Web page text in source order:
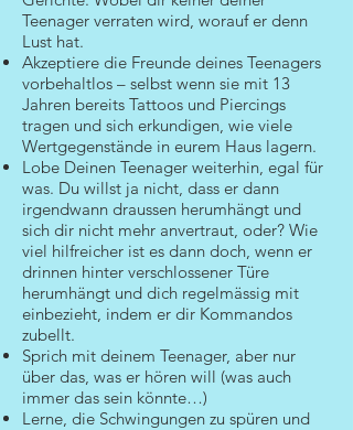
Teenager verraten wird, worauf er denn
Lust hat.
Akzeptiere die Freunde deines Teenagers
vorbehaltlos – selbst wenn sie mit 13
Jahren bereits Tattoos und Piercings
tragen und sich erkundigen, wie viele
Wertgegenstände in eurem Haus lagern.
Lobe Deinen Teenager weiterhin, egal für
was. Du willst ja nicht, dass er dann
irgendwann draussen herumhängt und
sich dir nicht mehr anvertraut, oder? Wie
viel hilfreicher ist es dann doch, wenn er
drinnen hinter verschlossener Türe
herumhängt und dich regelmässig mit
einbezieht, indem er dir Kommandos
zubellt.
Sprich mit deinem Teenager, aber nur
über das, was er hören will (was auch
immer das sein könnte…)
Lerne, die Schwingungen zu spüren und